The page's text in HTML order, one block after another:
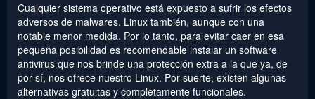
Cualquier sistema operativo está expuesto a sufrir los efectos
adversos de malwares. Linux también, aunque con una
notable menor medida. Por lo tanto, para evitar caer en esa
pequeña posibilidad es recomendable instalar un software
antivirus que nos brinde una protección extra a la que ya, de
por sí, nos ofrece nuestro Linux. Por suerte, existen algunas
alternativas gratuitas y completamente funcionales.